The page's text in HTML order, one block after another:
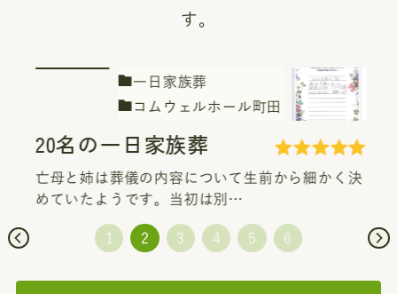
す。
コムウェルホール町田
一日家族葬
20名の一日家族葬
亡母と姉は葬儀の内容について生前から細かく決
めていたようです。当初は別…